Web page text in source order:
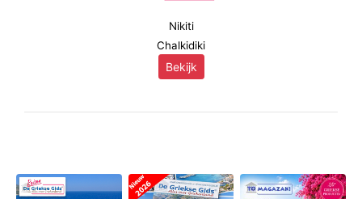
Nikiti
Chalkidiki
Bekijk